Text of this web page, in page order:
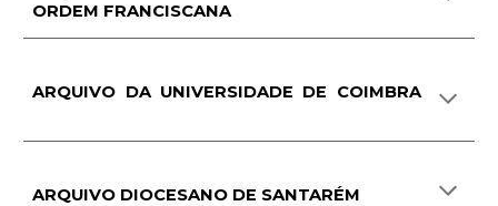
ORDEM FRANCISCANA
ARQUIVO DA UNIVERSIDADE DE COIMBRA
ARQUIVO DIOCESANO DE SANTARÉM